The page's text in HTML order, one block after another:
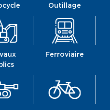
Outillage
Ferroviaire